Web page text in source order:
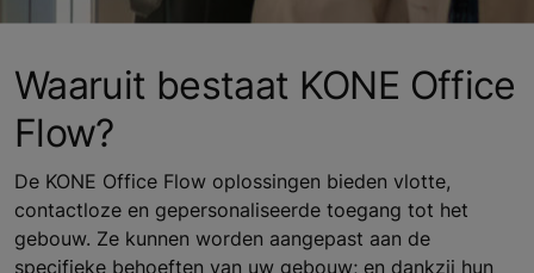
Waaruit bestaat KONE Office
Flow?
De KONE Office Flow oplossingen bieden vlotte,
contactloze en gepersonaliseerde toegang tot het
gebouw. Ze kunnen worden aangepast aan de
specifieke behoeften van uw gebouw; en dankzij hun